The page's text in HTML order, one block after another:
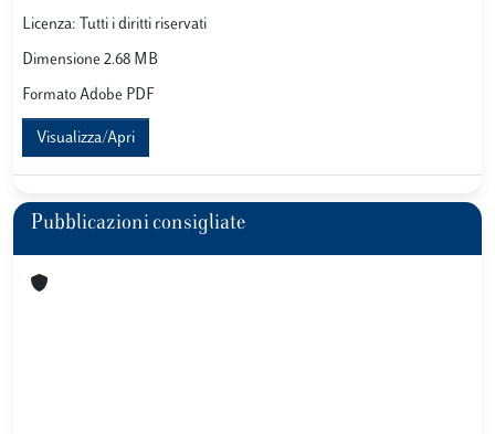
Licenza: Tutti i diritti riservati
Dimensione 2.68 MB
Formato Adobe PDF
Visualizza/Apri
Pubblicazioni consigliate